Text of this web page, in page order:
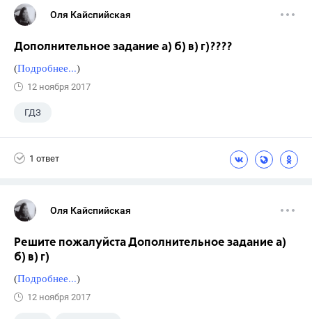
Оля Кайспийская
Дополнительное задание а) б) в) г)????
(Подробнее...)
12 ноября 2017
ГДЗ
1 ответ
Оля Кайспийская
Решите пожалуйста Дополнительное задание а)
б) в) г)
(Подробнее...)
12 ноября 2017